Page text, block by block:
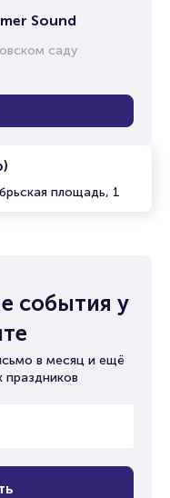
площадь, 1
Sound
саду
события у
в месяц и ещё
праздников